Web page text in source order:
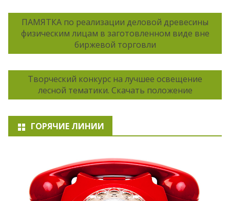
ПАМЯТКА по реализации деловой древесины
физическим лицам в заготовленном виде вне
биржевой торговли
Творческий конкурс на лучшее освещение
лесной тематики. Скачать положение
ГОРЯЧИЕ ЛИНИИ